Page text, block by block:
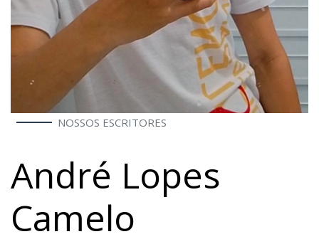
NOSSOS ESCRITORES
André Lopes
Camelo